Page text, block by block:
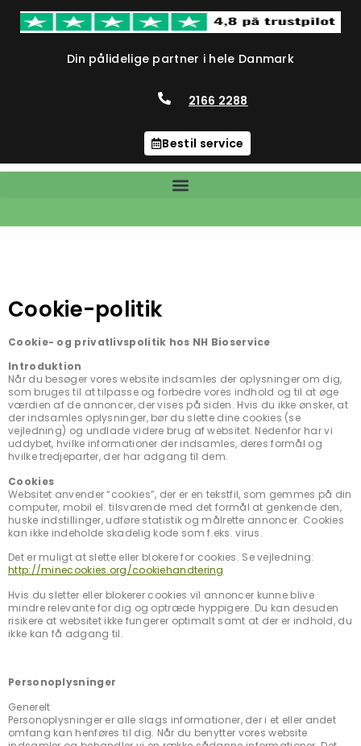
Din pålidelige partner i hele Danmark
2166 2288
Bestil service
Cookie-politik
Cookie- og privatlivspolitik hos NH Bioservice
Introduktion
Når du besøger vores website indsamles der oplysninger om dig,
som bruges til at tilpasse og forbedre vores indhold og til at øge
værdien af de annoncer, der vises på siden. Hvis du ikke ønsker, at
der indsamles oplysninger, bør du slette dine cookies (se
vejledning) og undlade videre brug af websitet. Nedenfor har vi
uddybet, hvilke informationer der indsamles, deres formål og
hvilke tredjeparter, der har adgang til dem.
Cookies
Websitet anvender “cookies”, der er en tekstfil, som gemmes på din
computer, mobil el. tilsvarende med det formål at genkende den,
huske indstillinger, udføre statistik og målrette annoncer. Cookies
kan ikke indeholde skadelig kode som f.eks. virus.
Det er muligt at slette eller blokere for cookies. Se vejledning:
http://minecookies.org/cookiehandtering
Hvis du sletter eller blokerer cookies vil annoncer kunne blive
mindre relevante for dig og optræde hyppigere. Du kan desuden
risikere at websitet ikke fungerer optimalt samt at der er indhold, du
ikke kan få adgang til.
Personoplysninger
Generelt
Personoplysninger er alle slags informationer, der i et eller andet
omfang kan henføres til dig. Når du benytter vores website